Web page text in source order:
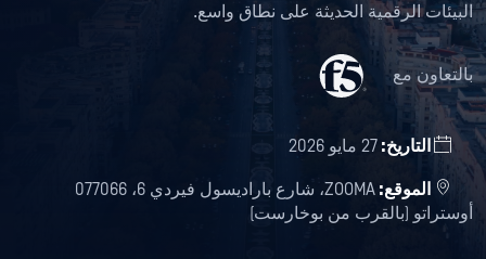
البيئات الرقمية الحديثة على نطاق واسع.
بالتعاون مع
التاريخ: 27 مايو 2026
الموقع:
ZOOMA، شارع باراديسول فيردي 6، 077066
أوستراتو (بالقرب من بوخارست)